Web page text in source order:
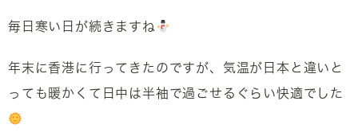
毎日寒い日が続きますね
年末に香港に行ってきたのですが、気温が日本と違いと
っても暖かくて日中は半袖で過ごせるぐらい快適でした